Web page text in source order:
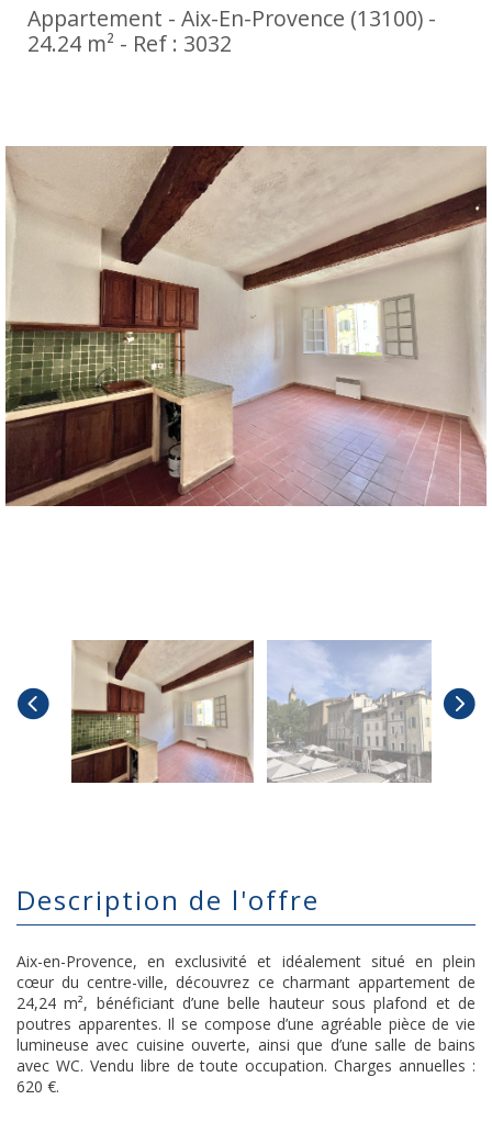
Appartement - Aix-En-Provence (13100) -
24.24 m² - Ref : 3032
description de l'offre
Aix-en-Provence, en exclusivité et idéalement situé en plein
cœur du centre-ville, découvrez ce charmant appartement de
24,24 m², bénéficiant d’une belle hauteur sous plafond et de
poutres apparentes. Il se compose d’une agréable pièce de vie
lumineuse avec cuisine ouverte, ainsi que d’une salle de bains
avec WC. Vendu libre de toute occupation. Charges annuelles :
620 €.